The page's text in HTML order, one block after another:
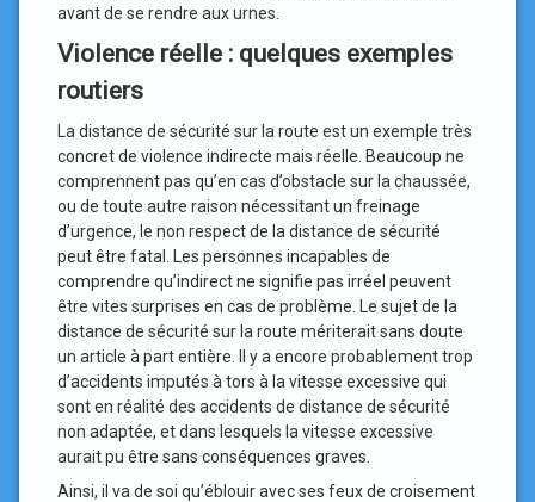
avant de se rendre aux urnes.
Violence réelle : quelques exemples
routiers
La distance de sécurité sur la route est un exemple très
concret de violence indirecte mais réelle. Beaucoup ne
comprennent pas qu’en cas d’obstacle sur la chaussée,
ou de toute autre raison nécessitant un freinage
d’urgence, le non respect de la distance de sécurité
peut être fatal. Les personnes incapables de
comprendre qu’indirect ne signifie pas irréel peuvent
être vites surprises en cas de problème. Le sujet de la
distance de sécurité sur la route mériterait sans doute
un article à part entière. Il y a encore probablement trop
d’accidents imputés à tors à la vitesse excessive qui
sont en réalité des accidents de distance de sécurité
non adaptée, et dans lesquels la vitesse excessive
aurait pu être sans conséquences graves.
Ainsi, il va de soi qu’éblouir avec ses feux de croisement